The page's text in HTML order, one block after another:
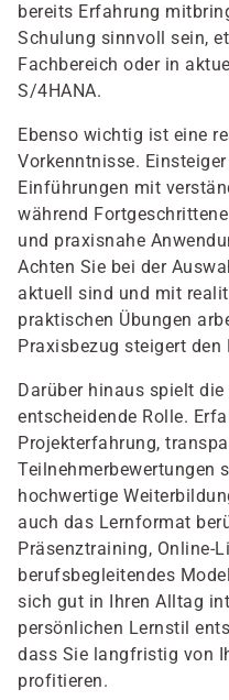
bereits Erfahrung
Schulung sinnvoll sein,
Fachbereich oder in
S/4HANA.
Ebenso wichtig ist eine
Vorkenntnisse.
Einführungen mit
während
und praxisnahe
Achten Sie bei der
aktuell sind und mit
praktischen Übungen
Praxisbezug steigert
Darüber hinaus spielt
entscheidende Rolle.
Projekterfahrung,
Teilnehmerbewertungen
hochwertige
auch das Lernformat
Präsenztraining, Online-
berufsbegleitendes
sich gut in Ihren Alltag
persönlichen Lernstil
dass Sie langfristig von
profitieren.